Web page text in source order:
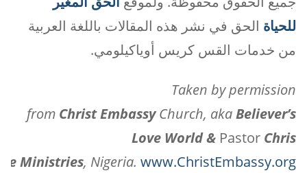
للحياة الحق في نشر هذه المقالات باللغة العربية
من خدمات القس كريس أوياكيلومي.
Taken by permission
from ChristEmbassy Church, akaBeliever’s
Love World & Pastor Chris
Ministries, Nigeria. www.ChristEmbassy.org